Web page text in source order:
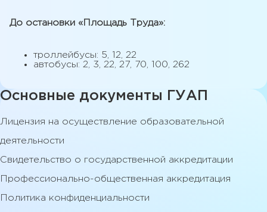
До остановки «Площадь Труда»:
троллейбусы: 5, 12, 22
автобусы: 2, 3, 22, 27, 70, 100, 262
Основные документы ГУАП
Лицензия на осуществление образовательной
деятельности
Свидетельство о государственной аккредитации
Профессионально-общественная аккредитация
Политика конфиденциальности